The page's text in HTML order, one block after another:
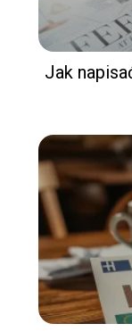
Jak